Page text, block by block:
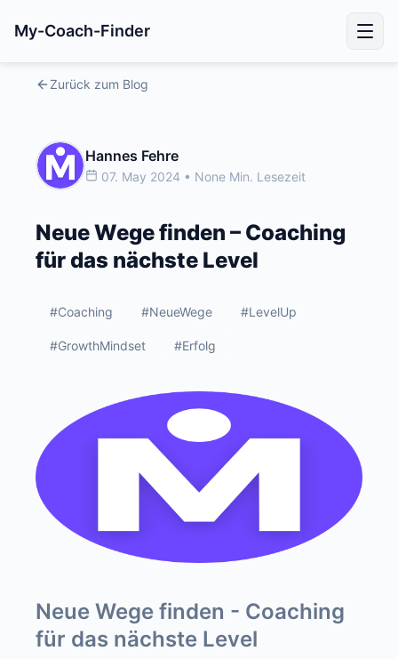
My-Coach-Finder
Zurück zum Blog
Hannes Fehre
07. May 2024 • None Min. Lesezeit
Neue Wege finden – Coaching
für das nächste Level
#Coaching #NeueWege #LevelUp
#GrowthMindset #Erfolg
Neue Wege finden - Coaching
für das nächste Level